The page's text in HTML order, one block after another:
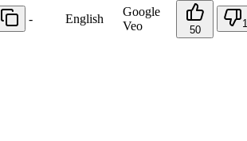
- English
Google
Veo
50